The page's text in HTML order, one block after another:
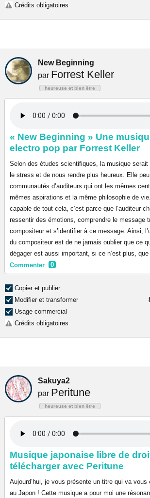
Crédits obligatoires
New Beginning
par Forrest Keller
heureuse et bien être
« New Beginning » Une
electro pop par Forrest Keller
Selon des études scientifiques, la musique serait
le stress et de nous rendre plus heureux. Elle
communautés d’auditeurs qui ont les mêmes
mêmes aspirations et la même philosophie de
capable de tout cela, c’est parce que l’auditeur
ressentir des émotions, comprendre le message
compositeur et s’identifier à ce message. Ainsi,
du compositeur est de ne jamais oublier que ce
dégager est aussi important, si ce n’est plus, que
Commenter 0
Copier et publier
Modifier et transformer
Usage commercial
Crédits obligatoires
Sakuya2
par Peritune
heureuse et bien être
Musique japonaise libre de
télécharger avec Peritune
Aujourd’hui, je vous présente un titre qui va vous
au Japon ! Cette musique a pour moi une